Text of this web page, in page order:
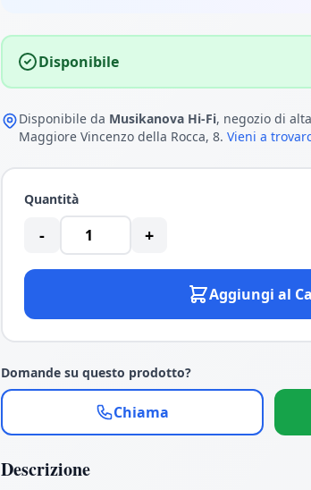
Disponibile
Disponibile da Musikanova Hi-Fi, negozio di
Maggiore Vincenzo della Rocca, 8. Vieni a
Quantità
- +
Aggiungi al
Domande su questo prodotto?
Chiama
Descrizione